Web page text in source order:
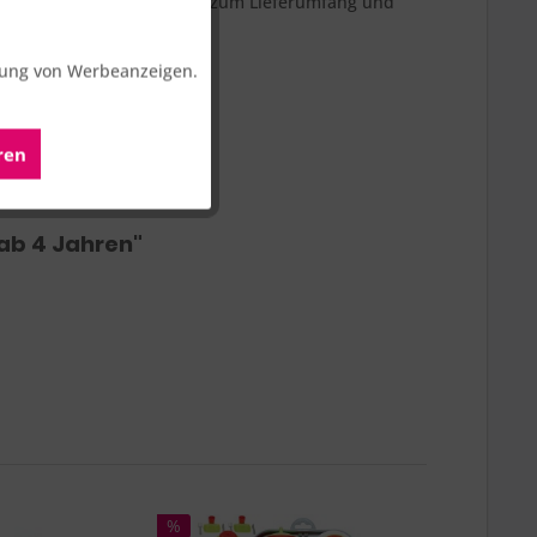
groß.
4 Jahren"
%
von Werbeanzeigen.